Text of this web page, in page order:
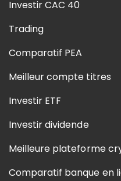
Investir CAC 40
Trading
Comparatif PEA
Meilleur compte titres
Investir ETF
Investir dividende
Meilleure plateforme
Comparatif banque en